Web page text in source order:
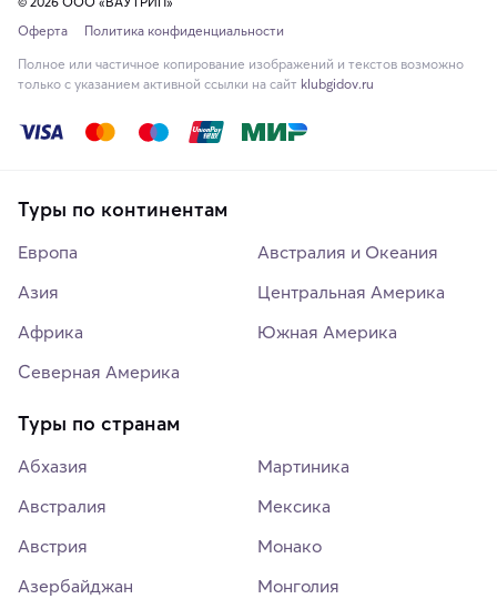
Оферта
Политика конфиденциальности
Полное или частичное копирование изображений и текстов возможно
только с указанием активной ссылки на сайт klubgidov.ru
Туры по континентам
Европа
Азия
Африка
Северная Америка
Австралия и Океания
Центральная Америка
Южная Америка
Туры по странам
Абхазия
Австралия
Австрия
Азербайджан
Мартиника
Мексика
Монако
Монголия